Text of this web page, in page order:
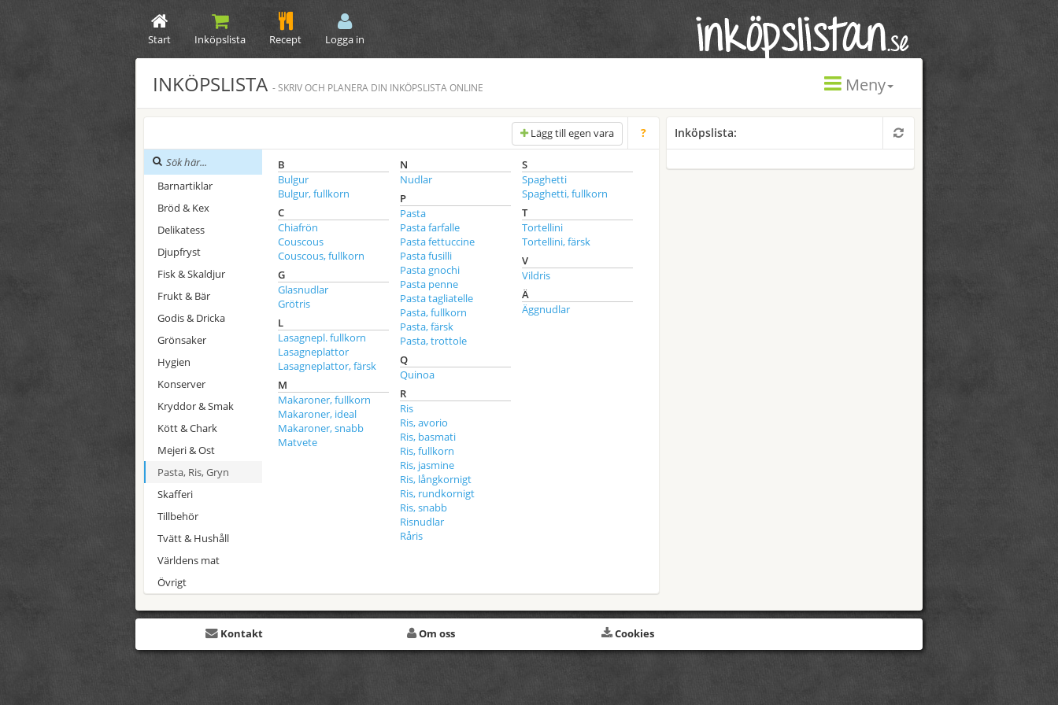
Start Inköpslista Recept Logga in
INKÖPSLISTA - SKRIV OCH PLANERA DIN INKÖPSLISTA ONLINE Meny
?
Lägg till egen vara
Barnartiklar
Bröd & Kex
Delikatess
Djupfryst
Fisk & Skaldjur
Frukt & Bär
Godis & Dricka
Grönsaker
Hygien
Konserver
Kryddor & Smak
Kött & Chark
Mejeri & Ost
Pasta, Ris, Gryn
Skafferi
Tillbehör
Tvätt & Hushåll
Världens mat
Övrigt
B
Bulgur
Bulgur, fullkorn
C
Chiafrön
Couscous
Couscous, fullkorn
G
Glasnudlar
Grötris
L
Lasagnepl. fullkorn
Lasagneplattor
Lasagneplattor, färsk
M
Makaroner, fullkorn
Makaroner, ideal
Makaroner, snabb
Matvete
N
Nudlar
P
Pasta
Pasta farfalle
Pasta fettuccine
Pasta fusilli
Pasta gnochi
Pasta penne
Pasta tagliatelle
Pasta, fullkorn
Pasta, färsk
Pasta, trottole
Q
Quinoa
R
Ris
Ris, avorio
Ris, basmati
Ris, fullkorn
Ris, jasmine
Ris, långkornigt
Ris, rundkornigt
Ris, snabb
Risnudlar
Råris
S
Spaghetti
Spaghetti, fullkorn
T
Tortellini
Tortellini, färsk
V
Vildris
Ä
Äggnudlar
Inköpslista:
Kontakt Om oss Cookies